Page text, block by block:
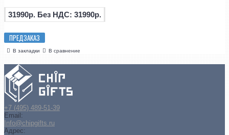
31990р. Без НДС: 31990р.
ПРЕДЗАКАЗ
В закладки В сравнение
+7 (495) 489-51-39
Email:
Info@chipgifts.ru
Адрес: